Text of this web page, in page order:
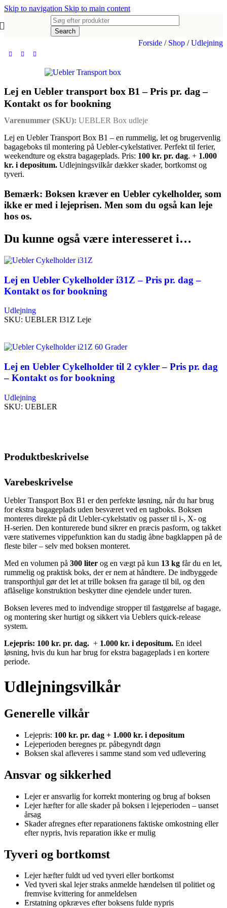
Skip to navigation Skip to main content
Search
Forside / Shop / Udlejning
Lej en Uebler transport box B1 – Pris pr. dag –
Kontakt os for bookning
Varenummer (SKU): UEBLER Box udleje
Lej en Uebler Transport Box B1 – en rummelig, let og brugervenlig
bagageboks til montering på Uebler‑cykelstativer. Perfekt til ferier,
weekendture og ekstra bagageplads. Pris: 100 kr. pr. dag. + 1.000
kr. i depositum. Udlejningsvilkår dækker skader, bortkomst og
tyveri.
Bemærk: Boksen kræver en Uebler cykelholder, som
ikke er med i lejeprisen. Men som du også kan leje
hos os.
Du kunne også være interesseret i…
Lej en Uebler Cykelholder i31Z – Pris pr. dag –
Kontakt os for bookning
Udlejning
SKU: UEBLER I31Z Leje
Lej en Uebler Cykelholder til 2 cykler – Pris pr. dag
– Kontakt os for bookning
Udlejning
SKU: UEBLER
Produktbeskrivelse
Varebeskrivelse
Uebler Transport Box B1 er den perfekte løsning, når du har brug
for ekstra bagageplads uden besværet ved en tagboks. Boksen
monteres direkte på dit Uebler‑cykelstativ og passer til i‑, X‑ og
H‑serien. Den konturerede bund sikrer en præcis pasform, og takket
være stativernes vippefunktion kan du stadig åbne bagklappen på de
fleste biler – selv med boksen monteret.
Med en volumen på 300 liter og en vægt på kun 13 kg får du en let,
rummelig og praktisk boks, der er nem at håndtere. De indbyggede
transporthjul gør det let at trille boksen fra garage til bil, og den
aflåselige konstruktion beskytter dine ejendele under turen.
Boksen leveres med to indvendige stropper til fastgørelse af bagage,
og montering sker hurtigt og sikkert via Ueblers quick‑release
system.
Lejepris: 100 kr. pr. dag. + 1.000 kr. i depositum. En ideel
løsning, hvis du kun har brug for ekstra bagageplads i en kortere
periode.
Udlejningsvilkår
Generelle vilkår
Lejepris: 100 kr. pr. dag + 1.000 kr. i depositum
Lejeperioden beregnes pr. påbegyndt døgn
Boksen skal afleveres i samme stand som ved udlevering
Ansvar og sikkerhed
Lejer er ansvarlig for korrekt montering og brug af boksen
Lejer hæfter for alle skader på boksen i lejeperioden – uanset
årsag
Skader afregnes efter reparationens faktiske omkostning eller
efter nypris, hvis reparation ikke er mulig
Tyveri og bortkomst
Lejer hæfter fuldt ud ved tyveri eller bortkomst
Ved tyveri skal lejer straks anmelde hændelsen til politiet og
fremvise kvittering for anmeldelsen
Erstatning opkræves efter boksens fulde nypris